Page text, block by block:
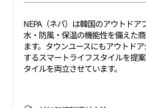
NEPA（ネパ）は韓国のアウトドア
水・防風・保温の機能性を備えた
ます。タウンユースにもアウトド
するスマートライフスタイルを提
タイルを両立させています。